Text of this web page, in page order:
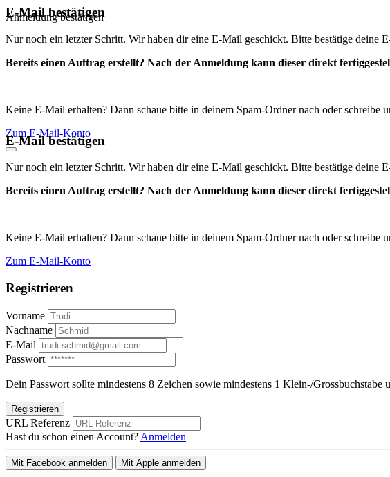
Anmeldung bestätigen
E-Mail bestätigen
Nur noch ein letzter Schritt. Wir haben dir eine E-Mail geschickt. Bitte bestätige deine
Bereits einen Auftrag erstellt? Nach der Anmeldung kann dieser direkt
Keine E-Mail erhalten? Dann schaue bitte in deinem Spam-Ordner nach oder schreibe
Zum E-Mail-Konto
E-Mail bestätigen
Nur noch ein letzter Schritt. Wir haben dir eine E-Mail geschickt. Bitte bestätige deine
Bereits einen Auftrag erstellt? Nach der Anmeldung kann dieser direkt
Keine E-Mail erhalten? Dann schaue bitte in deinem Spam-Ordner nach oder schreibe
Zum E-Mail-Konto
Registrieren
Vorname
Nachname
E-Mail
Passwort
Dein Passwort sollte mindestens 8 Zeichen sowie mindestens 1 Klein-/Grossbuchstabe
Registrieren
URL Referenz
Hast du schon einen Account? Anmelden
Mit Facebook anmelden Mit Apple anmelden